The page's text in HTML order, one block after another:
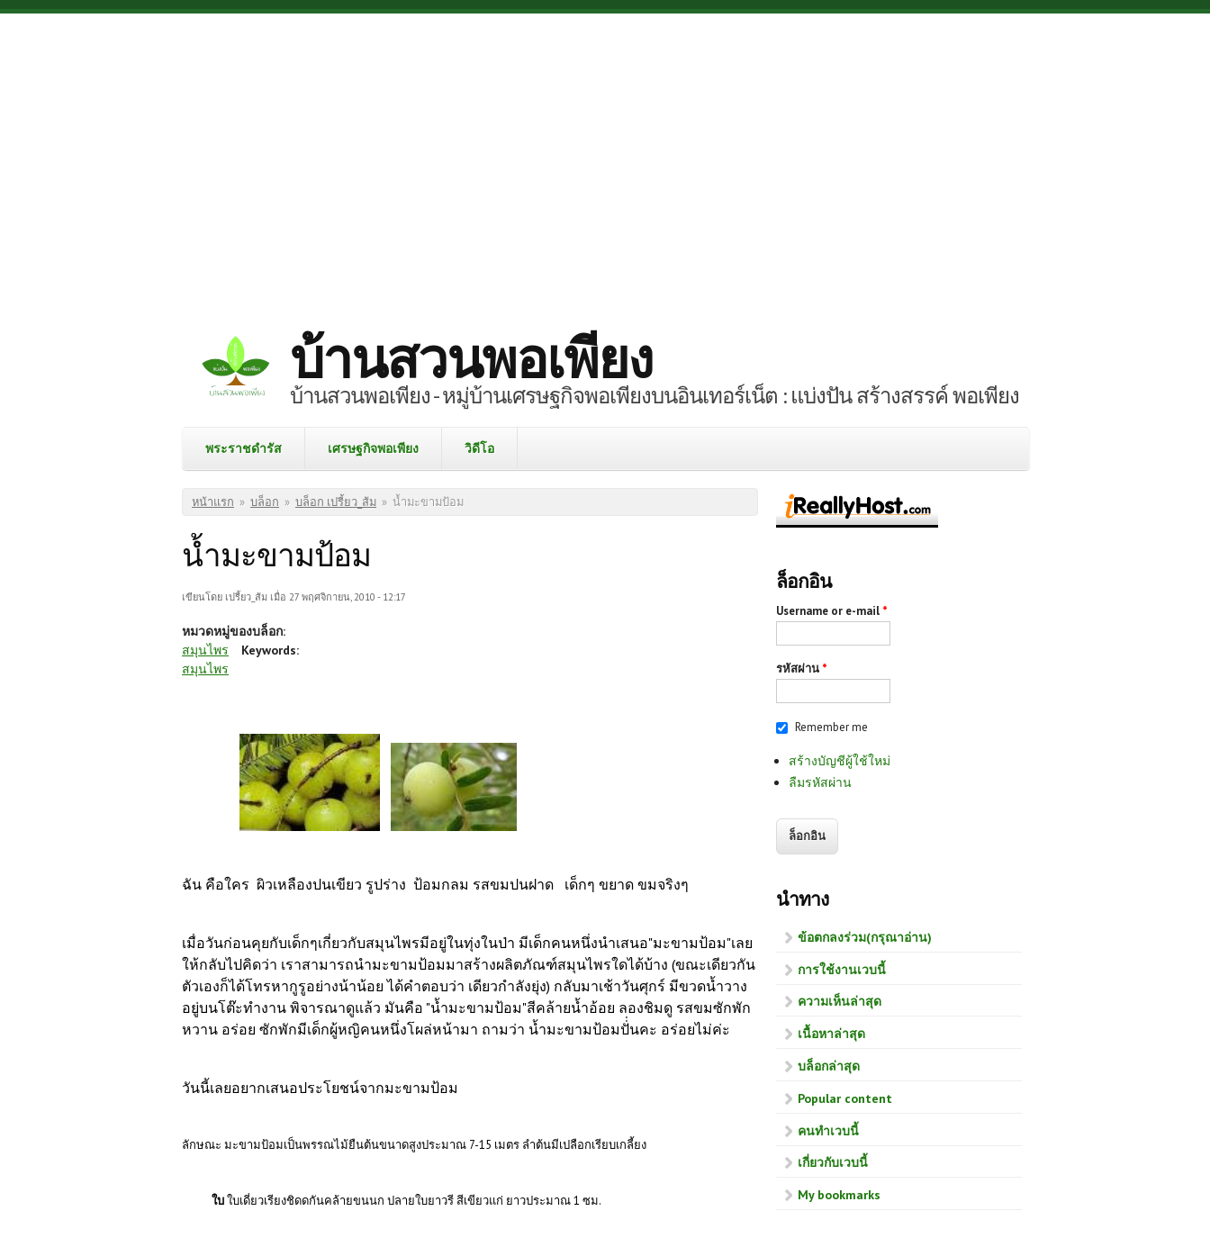
Skip to main content
บ้านสวนพอเพียง
บ้านสวนพอเพียง - หมู่บ้านเศรษฐกิจพอเพียงบนอินเทอร์เน็ต : แบ่งปัน สร้างสรรค์ พอเพียง
พระราชดำรัส เศรษฐกิจพอเพียง วิดีโอ
คุณอยู่ที่นี่
หน้าแรก » บล็อก » บล็อก เปรี้ยว_ส้ม » น้ำมะขามป้อม
น้ำมะขามป้อม
เขียนโดย เปรี้ยว_ส้ม เมื่อ 27 พฤศจิกายน, 2010 - 12:17
หมวดหมู่ของบล็อก:
สมุนไพร
Keywords:
สมุนไพร
ฉัน คือใคร ผิวเหลืองปนเขียว รูปร่าง ป้อมกลม รสขมปนฝาด เด็กๆ ขยาด ขมจริงๆ
เมื่อวันก่อนคุยกับเด็กๆเกี่ยวกับสมุนไพรมีอยู่ในทุ่งในป่า มีเด็กคนหนึ่งนำเสนอ"มะขามป้อม"เลย
ให้กลับไปคิดว่า เราสามารถนำมะขามป้อมมาสร้างผลิตภัณฑ์สมุนไพรใดได้บ้าง (ขณะเดียวกัน
ตัวเองก็ได้โทรหากูรูอย่างน้าน้อย ได้คำตอบว่า เดียวกำลังยุ่ง) กลับมาเช้าวันศุกร์ มีขวดน้ำวาง
อยู่บนโต๊ะทำงาน พิจารณาดูแล้ว มันคือ "น้ำมะขามป้อม"สีคล้ายน้ำอ้อย ลองชิมดู รสขมซักพัก
หวาน อร่อย ซักพักมีเด็กผู้หญิคนหนึ่งโผล่หน้ามา ถามว่า น้ำมะขามป้อมปั่่นคะ อร่อยไม่ค่ะ
วันนี้เลยอยากเสนอประโยชน์จากมะขามป้อม
ลักษณะ มะขามป้อมเป็นพรรณไม้ยืนต้นขนาดสูงประมาณ 7-15 เมตร ลำต้นมีเปลือกเรียบเกลี้ยง
ใบใบเดี่ยวเรียงชิดดกันคล้ายขนนก ปลายใบยาวรี สีเขียวแก่ ยาวประมาณ 1 ซม.
ล็อกอิน
Username or e-mail *
รหัสผ่าน *
Remember me
สร้างบัญชีผู้ใช้ใหม่
ลืมรหัสผ่าน
นำทาง
ข้อตกลงร่วม(กรุณาอ่าน)
การใช้งานเวบนี้
ความเห็นล่าสุด
เนื้อหาล่าสุด
บล็อกล่าสุด
Popular content
คนทำเวบนี้
เกี่ยวกับเวบนี้
My bookmarks